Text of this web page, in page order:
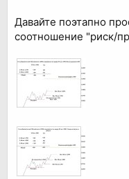
Давайте поэтапно
соотношение "риск/